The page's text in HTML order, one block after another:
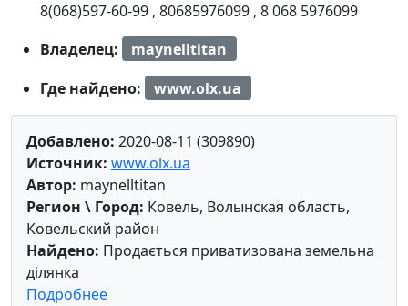
8(068)597-60-99 , 80685976099 , 8 068 5976099
Владелец:
maynelltitan
Где найдено:
www.olx.ua
Добавлено: 2020-08-11 (309890)
Источник: www.olx.ua
Автор: maynelltitan
Регион \ Город: Ковель, Волынская область,
Ковельский район
Найдено: Продається приватизована земельна
ділянка
Подробнее